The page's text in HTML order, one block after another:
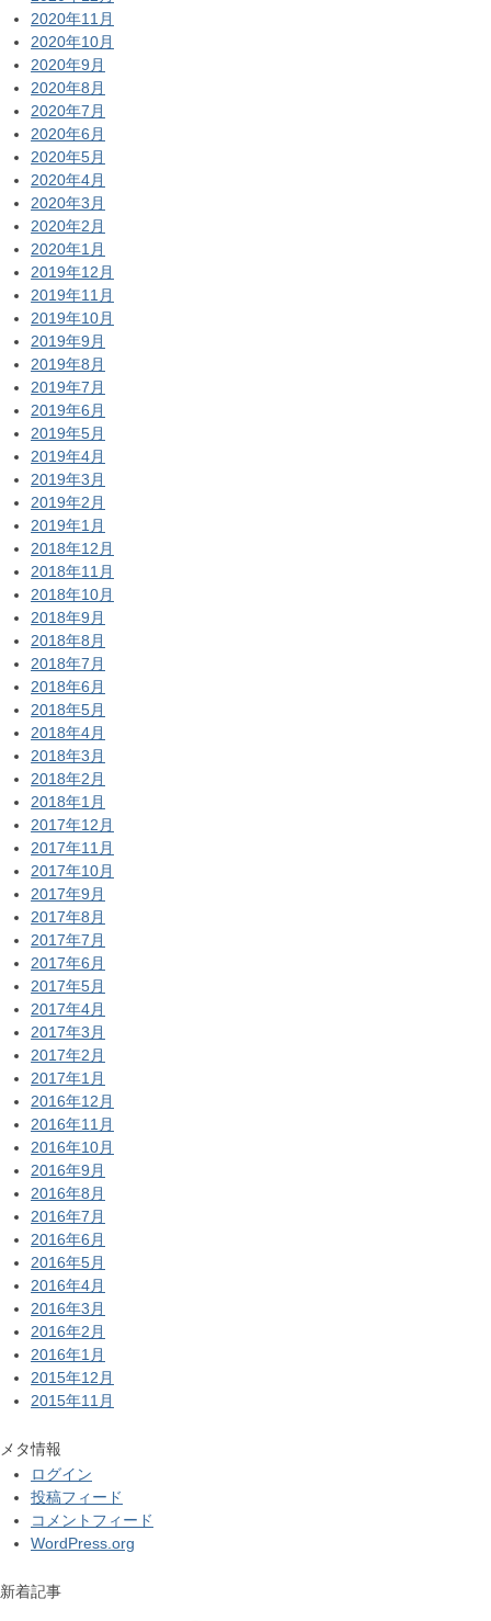
2020年11月
2020年10月
2020年9月
2020年8月
2020年7月
2020年6月
2020年5月
2020年4月
2020年3月
2020年2月
2020年1月
2019年12月
2019年11月
2019年10月
2019年9月
2019年8月
2019年7月
2019年6月
2019年5月
2019年4月
2019年3月
2019年2月
2019年1月
2018年12月
2018年11月
2018年10月
2018年9月
2018年8月
2018年7月
2018年6月
2018年5月
2018年4月
2018年3月
2018年2月
2018年1月
2017年12月
2017年11月
2017年10月
2017年9月
2017年8月
2017年7月
2017年6月
2017年5月
2017年4月
2017年3月
2017年2月
2017年1月
2016年12月
2016年11月
2016年10月
2016年9月
2016年8月
2016年7月
2016年6月
2016年5月
2016年4月
2016年3月
2016年2月
2016年1月
2015年12月
2015年11月
メタ情報
ログイン
投稿フィード
コメントフィード
WordPress.org
新着記事